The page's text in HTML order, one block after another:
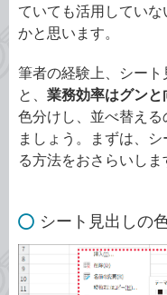
ていても活用してい
かと思います。
筆者の経験上、シー
と、 業務効率はグンと
色分けし、並べ替え
ましょう。まずは、
る方法をおさらいしま
シート見出しの